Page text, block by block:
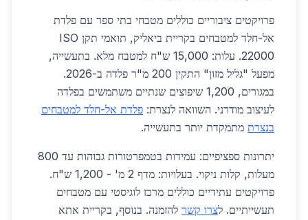
פרויקטים ציבוריים כוללים מטבחי בתי ספר עם פלדת
אל-חלד למטבחים בקריית ביאליק, תואמי תקן ISO
22000. עלות: 15,000 ש"ח למטבח מלא. בתעשייה,
מפעל "גליל מזון" התקין 200 מ"ר פלדה ב-2026.
במגורים, 1,200 שיפוצים שנתיים משתמשים בפלדה
לעיצוב מודרני. השוואה לנצרת: פלדת אל-חלד למטבחים
בנצרת מתמקדת יותר בתעשייה.
יתרונות ספציפיים: עמידות בטמפרטורות גבוהות עד 800
מעלות, קלות ניקוי. בעלויות: מדף 2 מ' - 1,200 ש"ח.
פרויקטים עתידיים כוללים מרכז לוגיסטי עם מטבחים
תעשייתיים. לצרו קשר להזמנה. בנוסף, בקריית אתא